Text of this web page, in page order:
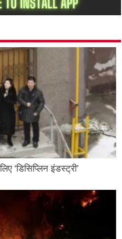
‘डिसिप्लिन इंडस्ट्री’